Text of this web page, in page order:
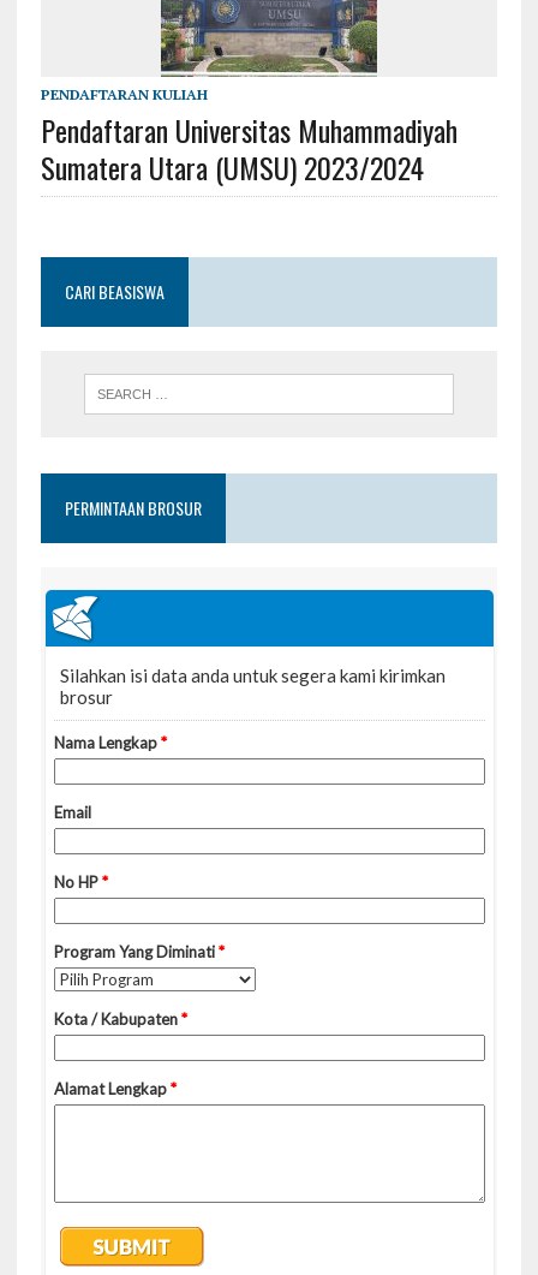
PENDAFTARAN KULIAH
Pendaftaran Universitas Muhammadiyah
Sumatera Utara (UMSU) 2023/2024
CARI BEASISWA
PERMINTAAN BROSUR